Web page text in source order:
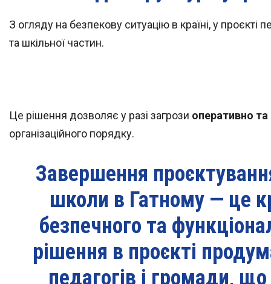
З огляду на безпекову ситуацію в країні, у проєкті
та шкільної частин.
Це рішення дозволяє у разі загрози оперативно та
організаційного порядку.
Завершення
школи в Гатному — це
безпечного та
рішення в проєкті
педагогів і громади,